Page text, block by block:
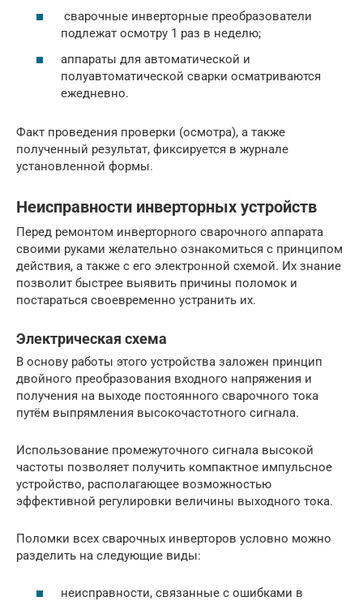
сварочные инверторные преобразователи
подлежат осмотру 1 раз в неделю;
аппараты для автоматической и
полуавтоматической сварки осматриваются
ежедневно.
Факт проведения проверки (осмотра), а также
полученный результат, фиксируется в журнале
установленной формы.
Неисправности инверторных устройств
Перед ремонтом инверторного сварочного аппарата
своими руками желательно ознакомиться с принципом
действия, а также с его электронной схемой. Их знание
позволит быстрее выявить причины поломок и
постараться своевременно устранить их.
Электрическая схема
В основу работы этого устройства заложен принцип
двойного преобразования входного напряжения и
получения на выходе постоянного сварочного тока
путём выпрямления высокочастотного сигнала.
Использование промежуточного сигнала высокой
частоты позволяет получить компактное импульсное
устройство, располагающее возможностью
эффективной регулировки величины выходного тока.
Поломки всех сварочных инверторов условно можно
разделить на следующие виды:
неисправности, связанные с ошибками в